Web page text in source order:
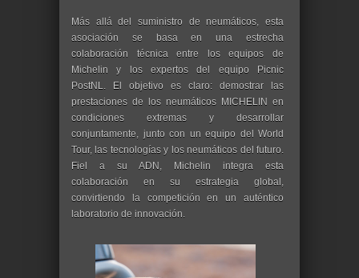
Más allá del suministro de neumáticos, esta
asociación se basa en una estrecha
colaboración técnica entre los equipos de
Michelin y los expertos del equipo Picnic
PostNL. El objetivo es claro: demostrar las
prestaciones de los neumáticos MICHELIN en
condiciones extremas y desarrollar
conjuntamente, junto con un equipo del World
Tour, las tecnologías y los neumáticos del futuro.
Fiel a su ADN, Michelin integra esta
colaboración en su estrategia global,
convirtiendo la competición en un auténtico
laboratorio de innovación.